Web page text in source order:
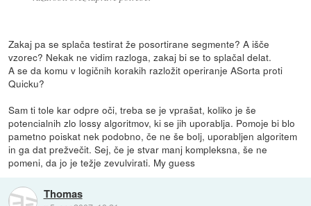
Zakaj pa se splača testirat že posortirane segmente? A išče
vzorec? Nekak ne vidim razloga, zakaj bi se to splačal delat.
A se da komu v logičnih korakih razložit operiranje ASorta proti
Quicku?
Sam ti tole kar odpre oči, treba se je vprašat, koliko je še
potencialnih zlo lossy algoritmov, ki se jih uporablja. Pomoje bi blo
pametno poiskat nek podobno, če ne še bolj, uporabljen algoritem
in ga dat prežvečit. Sej, če je stvar manj kompleksna, še ne
pomeni, da jo je težje zevulvirati. My guess
Thomas